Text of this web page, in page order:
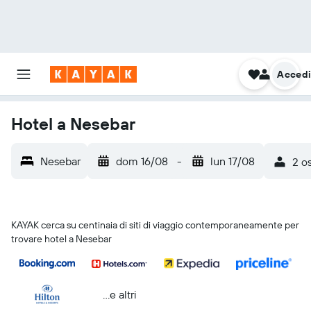
Accedi
Hotel a Nesebar
Nesebar dom 16/08 - lun 17/08 2
KAYAK cerca su centinaia di siti di viaggio contemporaneamente per
trovare hotel a Nesebar
...e altri